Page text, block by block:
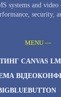
systems and
security,
MENU —
CANVAS